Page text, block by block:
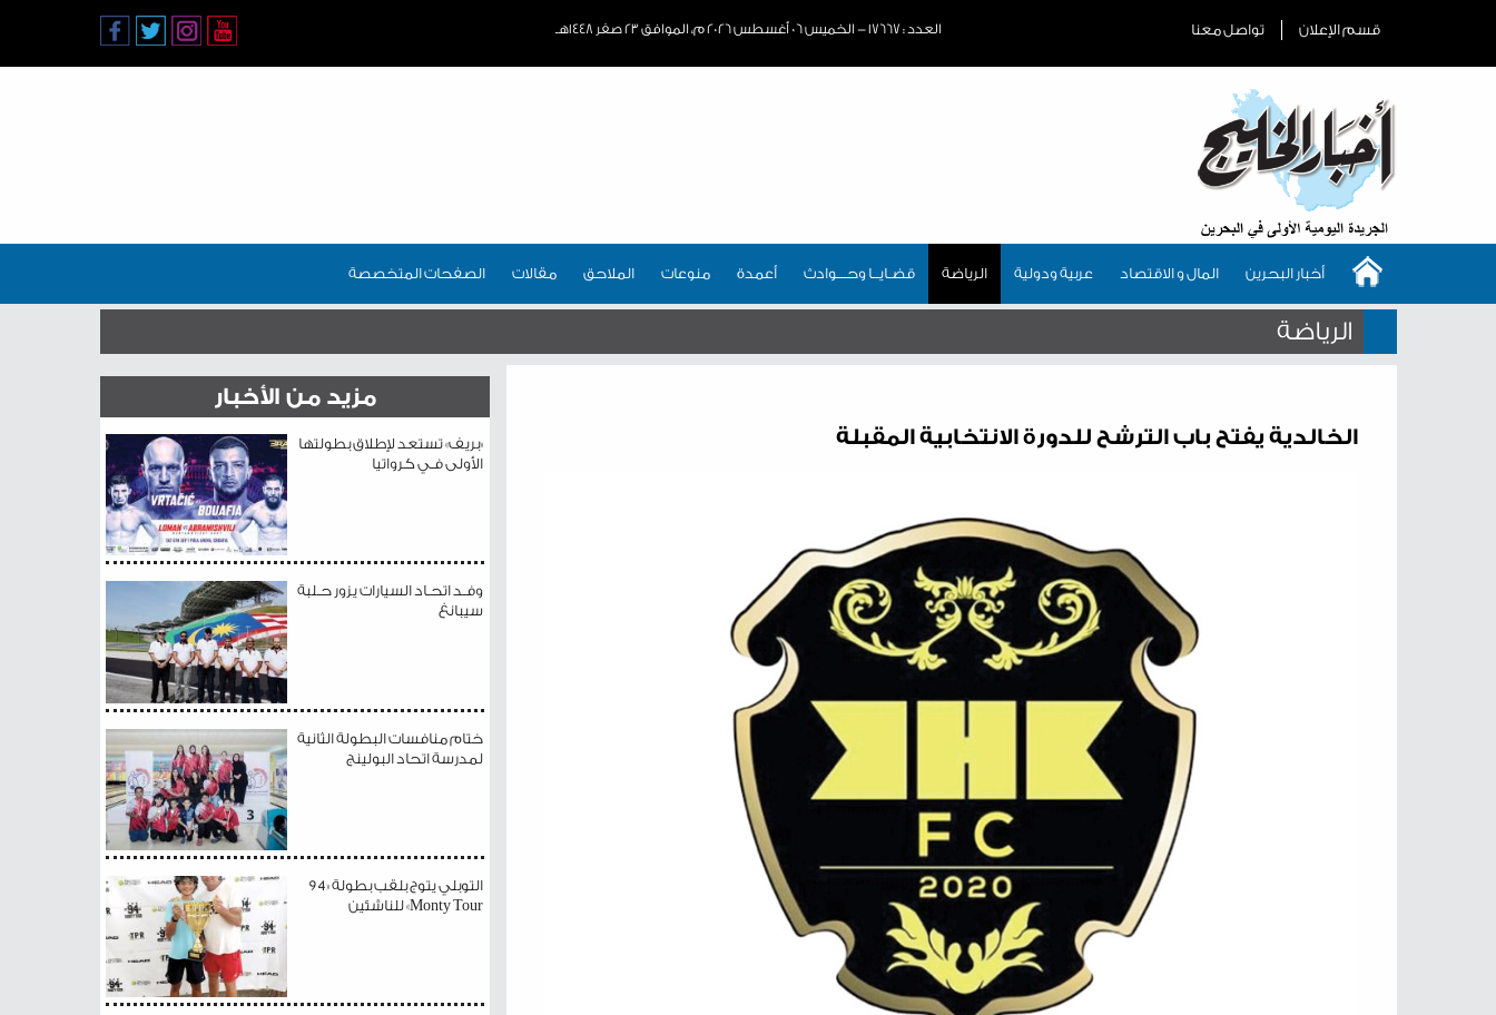
قسم الإعلان تواصل معنا العدد : ١٧٦٦٧ - الخميس ٠٦ أغسطس ٢٠٢٦ م، الموافق ٢٣ صفر ١٤٤٨هـ
أخبار البحرين المال و الاقتصاد عربية ودولية الرياضة قضـايــا وحـــوادث أعمدة منوعات الملاحق مقالات الصفحات المتخصصة
الرياضة
الخالدية يفتح باب الترشح للدورة الانتخابية المقبلة
مزيد من الأخبار
«بريف» تستعد لإطلاق بطولتها
الأولى فـي كرواتيا
وفـد اتحـاد السيارات يزور حـلبة
سيبانغ
ختام منافسات البطولة الثانية
لمدرسة اتحاد البولينج
التوبلي يتوج بلقب بطولة «94
Monty Tour» للناشئين